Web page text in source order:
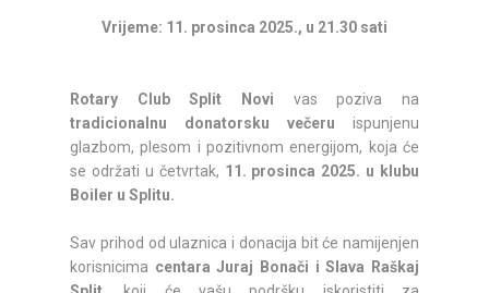
Vrijeme: 11. prosinca 2025., u 21.30 sati
Rotary Club Split Novi vas poziva na
tradicionalnu donatorsku večeru ispunjenu
glazbom, plesom i pozitivnom energijom, koja će
se održati u četvrtak, 11. prosinca 2025. u klubu
Boiler u Splitu.
Sav prihod od ulaznica i donacija bit će namijenjen
korisnicima centara Juraj Bonači i Slava Raškaj